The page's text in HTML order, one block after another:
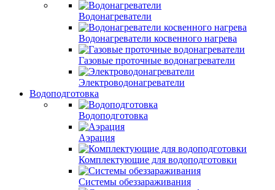
Водонагреватели
Водонагреватели косвенного нагрева
Газовые проточные водонагреватели
Электроводонагреватели
Водоподготовка
Водоподготовка
Аэрация
Комплектующие для водоподготовки
Системы обеззараживания